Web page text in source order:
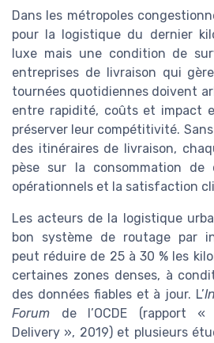
Dans les métropoles
pour la logistique du dernier
luxe mais une condition de
entreprises de livraison qui
tournées quotidiennes doivent
entre rapidité, coûts et impact
préserver leur compétitivité.
des itinéraires de livraison,
pèse sur la consommation de
opérationnels et la satisfaction
Les acteurs de la logistique
bon système de routage par
peut réduire de 25 à 30 % les
certaines zones denses, à
des données fiables et à jour. L’
Forum de l’OCDE (rapport «
Delivery », 2019) et plusieurs